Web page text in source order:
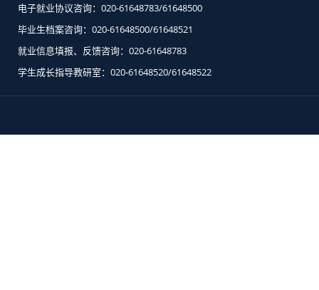
电子就业协议咨询：020-61648783/61648500
毕业生档案咨询：020-61648500/61648521
就业信息填报、反馈咨询：020-61648783
学生成长指导教研室：020-61648520/61648522